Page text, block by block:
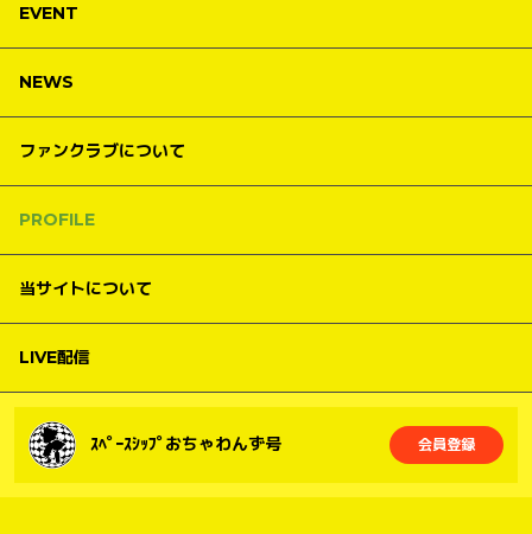
EVENT
NEWS
ファンクラブについて
PROFILE
当サイトについて
LIVE配信
ｽﾍﾟｰｽｼｯﾌﾟおちゃわんず号 会員登録